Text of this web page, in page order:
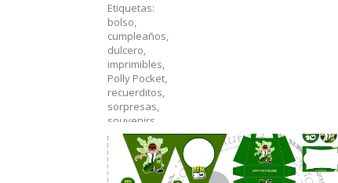
Etiquetas:
bolso,
cumpleaños,
dulcero,
imprimibles,
Polly Pocket,
recuerditos,
sorpresas,
souvenirs
......